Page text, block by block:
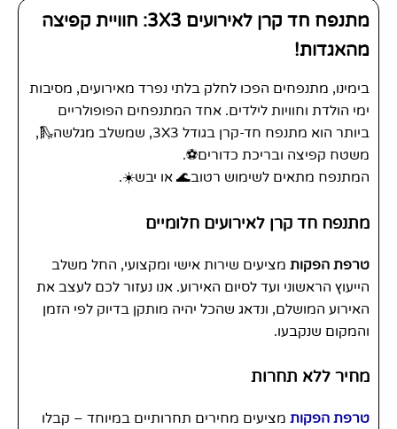
מתנפח חד קרן לאירועים 3X3: חוויית קפיצה
מהאגדות!
בימינו, מתנפחים הפכו לחלק בלתי נפרד מאירועים, מסיבות
ימי הולדת וחוויות לילדים. אחד המתנפחים הפופולריים
ביותר הוא מתנפח חד-קרן בגודל 3X3, שמשלב מגלשה🛝,
משטח קפיצה ובריכת כדורים⚽️.
המתנפח מתאים לשימוש רטוב🌊 או יבש☀️.
מתנפח חד קרן לאירועים חלומיים
טרפת הפקות מציעים שירות אישי ומקצועי, החל משלב
הייעוץ הראשוני ועד לסיום האירוע. אנו נעזור לכם לעצב את
האירוע המושלם, ונדאג שהכל יהיה מותקן בדיוק לפי הזמן
והמקום שנקבעו.
מחיר ללא תחרות
טרפת הפקות מציעים מחירים תחרותיים במיוחד – קבלו